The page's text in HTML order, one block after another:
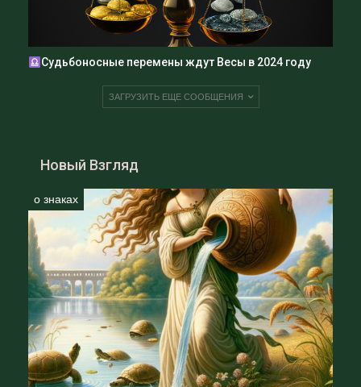
Судьбоносные перемены ждут Весы в 2024 году
ЗАГРУЗИТЬ ЕЩЕ СООБЩЕНИЯ
Новый Взгляд
о знаках